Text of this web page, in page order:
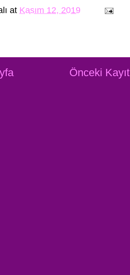
at Kasım 12, 2019
Önceki Kayıt